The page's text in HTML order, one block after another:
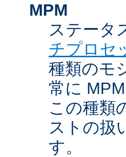
MPM
ステータ
チプロセ
種類のモ
常に
この種類
ストの扱
す。